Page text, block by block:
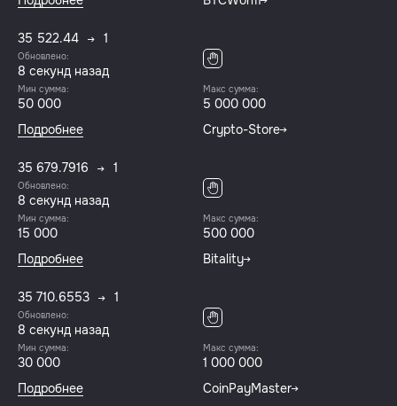
35 522.44 1
Обновлено:
8 секунд назад
Мин сумма:
50 000
Макс сумма:
5 000 000
Подробнее
Crypto-Store
35 679.7916 1
Обновлено:
8 секунд назад
Мин сумма:
15 000
Макс сумма:
500 000
Подробнее
Bitality
35 710.6553 1
Обновлено:
8 секунд назад
Мин сумма:
30 000
Макс сумма:
1 000 000
Подробнее
CoinPayMaster